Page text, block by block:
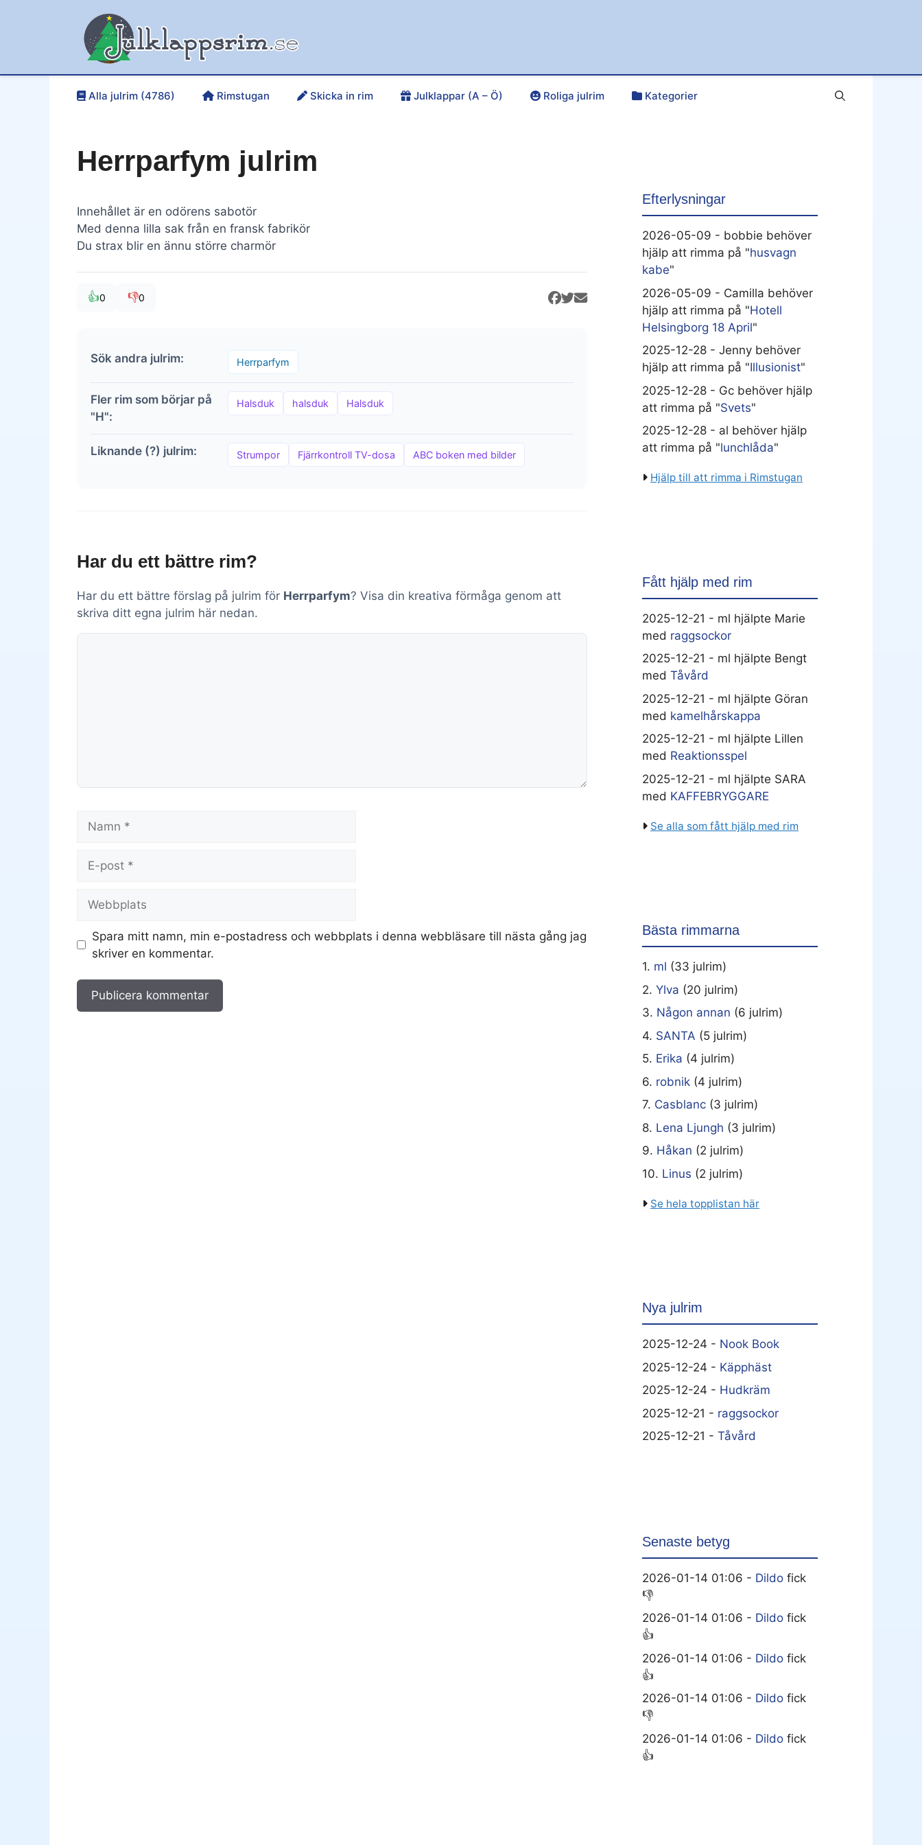
Alla julrim (4786) Rimstugan Skicka in rim Julklappar (A – Ö) Roliga julrim Kategorier
Herrparfym julrim
Innehållet är en odörens sabotör
Med denna lilla sak från en fransk fabrikör
Du strax blir en ännu större charmör
👍0 👎0
Sök andra julrim: Herrparfym
Fler rim som börjar på
"H":
Halsduk halsduk Halsduk
Liknande (?) julrim: Strumpor Fjärrkontroll TV-dosa ABC boken med bilder
Har du ett bättre rim?
Har du ett bättre förslag på julrim för Herrparfym? Visa din kreativa förmåga genom att
skriva ditt egna julrim här nedan.
Kommentar
post
Spara mitt namn, min e-postadress och webbplats i denna webbläsare till nästa gång jag
skriver en kommentar.
Efterlysningar
2026-05-09 - bobbie behöver
hjälp att rimma på "husvagn
kabe"
2026-05-09 - Camilla behöver
hjälp att rimma på "Hotell
Helsingborg 18 April"
2025-12-28 - Jenny behöver
hjälp att rimma på "Illusionist"
2025-12-28 - Gc behöver hjälp
att rimma på "Svets"
2025-12-28 - al behöver hjälp
att rimma på "lunchlåda"
Hjälp till att rimma i Rimstugan
Fått hjälp med rim
2025-12-21 - ml hjälpte Marie
med raggsockor
2025-12-21 - ml hjälpte Bengt
med Tåvård
2025-12-21 - ml hjälpte Göran
med kamelhårskappa
2025-12-21 - ml hjälpte Lillen
med Reaktionsspel
2025-12-21 - ml hjälpte SARA
med KAFFEBRYGGARE
Se alla som fått hjälp med rim
Bästa rimmarna
1. ml (33 julrim)
2. Ylva (20 julrim)
3. Någon annan (6 julrim)
4. SANTA (5 julrim)
5. Erika (4 julrim)
6. robnik (4 julrim)
7. Casblanc (3 julrim)
8. Lena Ljungh (3 julrim)
9. Håkan (2 julrim)
10. Linus (2 julrim)
Se hela topplistan här
Nya julrim
2025-12-24 - Nook Book
2025-12-24 - Käpphäst
2025-12-24 - Hudkräm
2025-12-21 - raggsockor
2025-12-21 - Tåvård
Senaste betyg
2026-01-14 01:06 - Dildo fick
👎
2026-01-14 01:06 - Dildo fick
👍
2026-01-14 01:06 - Dildo fick
👍
2026-01-14 01:06 - Dildo fick
👎
2026-01-14 01:06 - Dildo fick
👍